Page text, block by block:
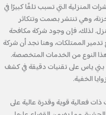
المنزلية التي تسبب تلفًا كبيرًا في
وهي تنتشر بصمت وتتكاثر
لذلك، فإن وجود شركة مكافحة
الممتلكات، وهنا نجد أن شركة
النوع من الخدمات المتخصصة.
ياس على تقنيات دقيقة في كشف
الخفية.
فعالية قوية وقدرة عالية على